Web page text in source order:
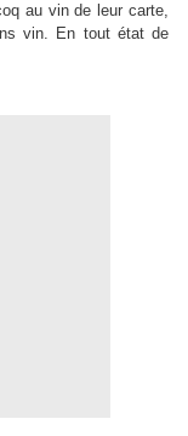
au vin de leur carte,
vin. En tout état de